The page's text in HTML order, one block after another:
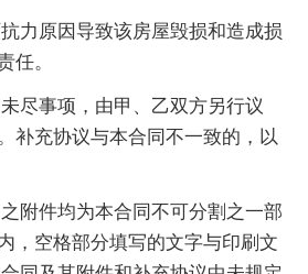
力原因导致该房屋毁损和造成损
任。
尽事项，由甲、乙双方另行议
补充协议与本合同不一致的，以
附件均为本合同不可分割之一部
，空格部分填写的文字与印刷文